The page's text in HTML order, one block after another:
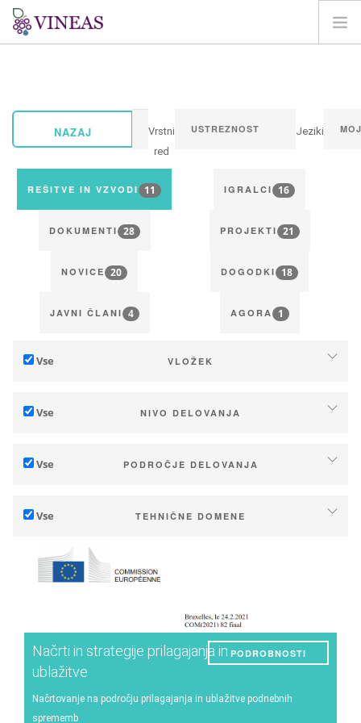
REŠITVE IN VZVODI
REGISTRACIJA
NAZAJ
Vrstni
red
Jeziki
REŠITVE IN VZVODI 11 IGRALCI 16
DOKUMENTI 28 PROJEKTI 21
NOVICE 20 DOGODKI 18
JAVNI ČLANI 4 AGORA 1
Vse VLOŽEK
Blažitev (emisij TGP)
Vse NIVO DELOVANJA
Industrija, zadruge
Vse PODROČJE DELOVANJA
Management - trženje
Raziskave - Inovacije
Sodelovanje - krepitev kapacitet
Načrtovanja in inštrumenti javne politike
Podnebne storitve
Vse TEHNIČNE DOMENE
Upravljanje voda
Kakovost grozdja/vina
Izkoristek
Energija
Načrti in strategije prilagajanja in
ublažitve
Načrtovanje na področju prilagajanja in ublažitve podnebnih
sprememb
PODROBNOSTI